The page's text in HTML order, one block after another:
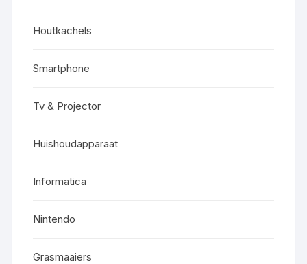
Houtkachels
Smartphone
Tv & Projector
Huishoudapparaat
Informatica
Nintendo
Grasmaaiers